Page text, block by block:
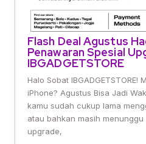
Flash Deal Agustus
Penawaran Spesial
IBGADGETSTORE
Halo Sobat
iPhone? Agustus Bisa Jadi
kamu sudah cukup lama
atau bahkan masih
upgrade,